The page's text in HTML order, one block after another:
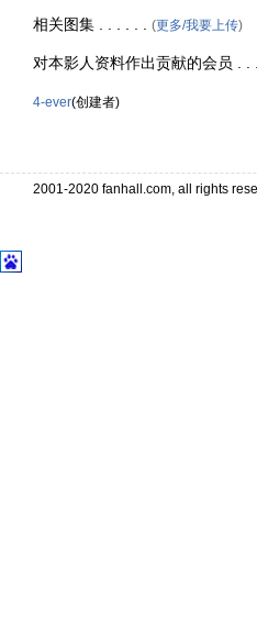
相关图集 . . . . . . (更多/我要上传)
对本影人资料作出贡献的会员 . .
4-ever(创建者)
2001-2020 fanhall.com, all rights